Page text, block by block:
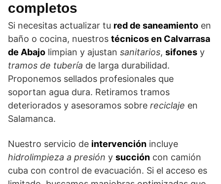
completos
Si necesitas actualizar tu red de saneamiento en
baño o cocina, nuestros técnicos en Calvarrasa
de Abajo limpian y ajustan sanitarios, sifones y
tramos de tubería de larga durabilidad.
Proponemos sellados profesionales que
soportan agua dura. Retiramos tramos
deteriorados y asesoramos sobre reciclaje en
Salamanca.
Nuestro servicio de intervención incluye
hidrolimpieza a presión y succión con camión
cuba con control de evacuación. Si el acceso es